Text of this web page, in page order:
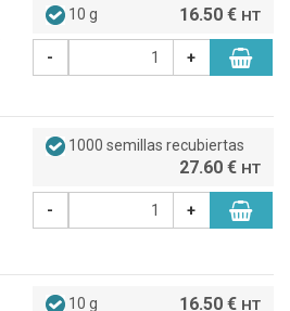
10 g 16.50 € HT
- +
1000 semillas recubiertas
27.60 € HT
- +
10 g 16.50 € HT